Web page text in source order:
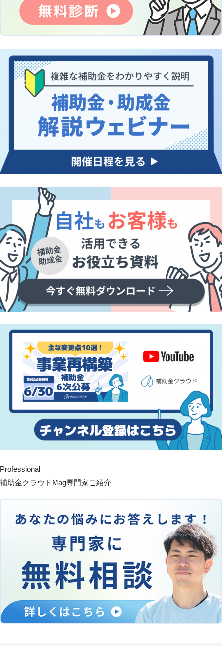
Professional
補助金クラウドMag専門家ご紹介